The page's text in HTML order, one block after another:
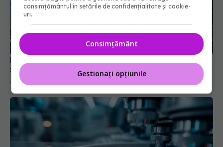
Pană majoră de curent afectează activitatea
Spitalului Județean, la Sibiu
31 iul 2026, 17:31
consimțământul în setările de confidențialitate și cookie-
uri.
Consimțământ
Gestionați opțiunile